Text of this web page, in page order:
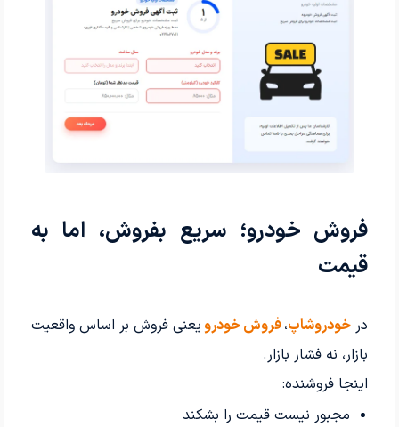
فروش خودرو؛ سریع بفروش، اما به
قیمت
در خودروشاپ،فروش خودرویعنی فروش بر اساس واقعیت
بازار، نه فشار بازار.
اینجا فروشنده:
مجبور نیست قیمت را بشکند